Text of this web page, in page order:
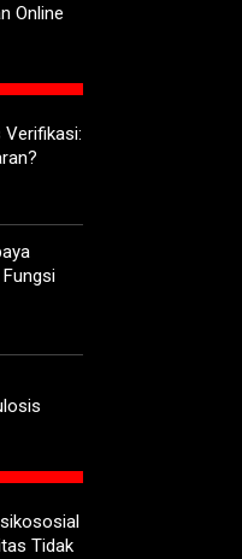
Online
Tidak